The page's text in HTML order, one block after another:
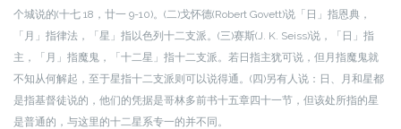
个城说的(十七 18，廿一 9-10)。 (二)戈怀德(Robert Govett)说「日」指恩典，
「月」指律法，「星」指以色列十二支派。 (三)赛斯(J. K. Seiss)说，「日」指
主，「月」指魔鬼，「十二星」指十二支派。若日指主犹可说，但月指魔鬼就
不知从何解起，至于星指十二支派则可以说得通。 (四)另有人说：日、月和星都
是指基督徒说的，他们的凭据是哥林多前书十五章四十一节，但该处所指的星
是普通的，与这里的十二星系专一的并不同。